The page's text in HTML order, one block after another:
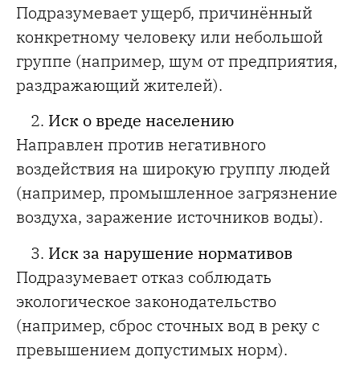
Подразумевает ущерб, причинённый
конкретному человеку или небольшой
группе (например, шум от предприятия,
раздражающий жителей).
Иск о вреде населению
Направлен против негативного
воздействия на широкую группу людей
(например, промышленное загрязнение
воздуха, заражение источников воды).
Иск за нарушение нормативов
Подразумевает отказ соблюдать
экологическое законодательство
(например, сброс сточных вод в реку с
превышением допустимых норм).